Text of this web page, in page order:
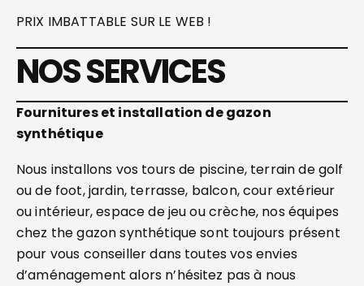
PRIX IMBATTABLE SUR LE WEB !
NOS SERVICES
Fournitures et installation de gazon
synthétique
Nous installons vos tours de piscine, terrain de golf
ou de foot, jardin, terrasse, balcon, cour extérieur
ou intérieur, espace de jeu ou crèche, nos équipes
chez the gazon synthétique sont toujours présent
pour vous conseiller dans toutes vos envies
d’aménagement alors n’hésitez pas à nous